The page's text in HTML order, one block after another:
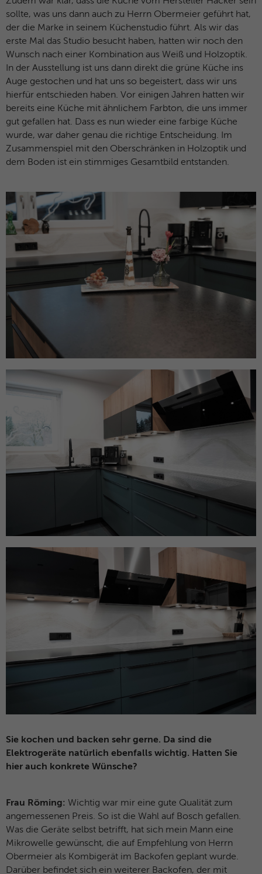
sollte, was uns dann auch zu Herrn Obermeier geführt hat,
der die Marke in seinem Küchenstudio führt. Als wir das
erste Mal das Studio besucht haben, hatten wir noch den
Wunsch nach einer Kombination aus Weiß und Holzoptik.
In der Ausstellung ist uns dann direkt die grüne Küche ins
Auge gestochen und hat uns so begeistert, dass wir uns
hierfür entschieden haben. Vor einigen Jahren hatten wir
bereits eine Küche mit ähnlichem Farbton, die uns immer
gut gefallen hat. Dass es nun wieder eine farbige Küche
wurde, war daher genau die richtige Entscheidung. Im
Zusammenspiel mit den Oberschränken in Holzoptik und
dem Boden ist ein stimmiges Gesamtbild entstanden.
Sie kochen und backen sehr gerne. Da sind die
Elektrogeräte natürlich ebenfalls wichtig. Hatten Sie
hier auch konkrete Wünsche?
Frau Röming: Wichtig war mir eine gute Qualität zum
angemessenen Preis. So ist die Wahl auf Bosch gefallen.
Was die Geräte selbst betrifft, hat sich mein Mann eine
Mikrowelle gewünscht, die auf Empfehlung von Herrn
Obermeier als Kombigerät im Backofen geplant wurde.
Darüber befindet sich ein weiterer Backofen, der mit